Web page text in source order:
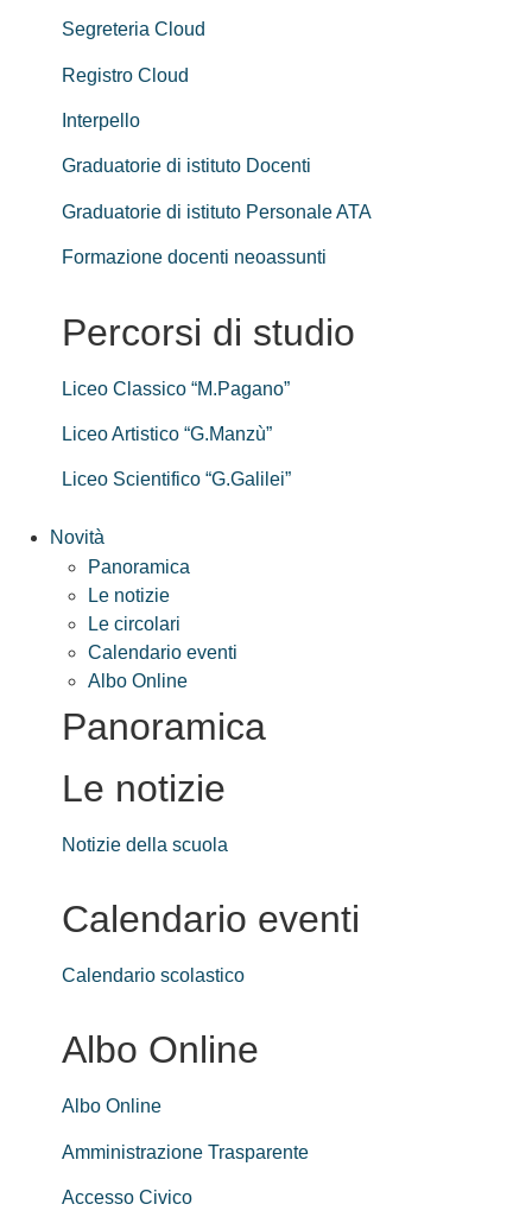
Segreteria Cloud
Registro Cloud
Interpello
Graduatorie di istituto Docenti
Graduatorie di istituto Personale ATA
Formazione docenti neoassunti
Percorsi di studio
Liceo Classico “M.Pagano”
Liceo Artistico “G.Manzù”
Liceo Scientifico “G.Galilei”
Novità
Panoramica
Le notizie
Le circolari
Calendario eventi
Albo Online
Panoramica
Le notizie
Notizie della scuola
Calendario eventi
Calendario scolastico
Albo Online
Albo Online
Amministrazione Trasparente
Accesso Civico